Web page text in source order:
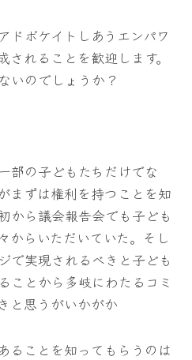
ドボケイトしあうエンパワ
れることを歓迎します。
いのでしょうか？
部の子どもたちだけでな
まずは権利を持つことを知
から議会報告会でも子ども
からいただいていた。そし
で実現されるべきと子ども
ことから多岐にわたるコミ
と思うがいかがか
ることを知ってもらうのは